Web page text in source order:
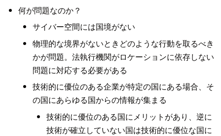
何が問題なのか？
サイバー空間には国境がない
物理的な境界がないときどのような行動を取るべき
かが問題。法執行機関がロケーションに依存しない
問題に対応する必要がある
技術的に優位のある企業が特定の国にある場合、そ
の国にあらゆる国からの情報が集まる
技術的に優位のある国にメリットがあり、逆に
技術が確立していない国は技術的に優位な国に